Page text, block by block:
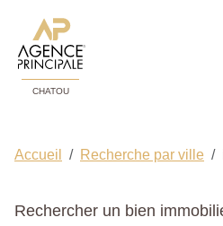
CHATOU
Accueil Recherche par ville
Rechercher un bien